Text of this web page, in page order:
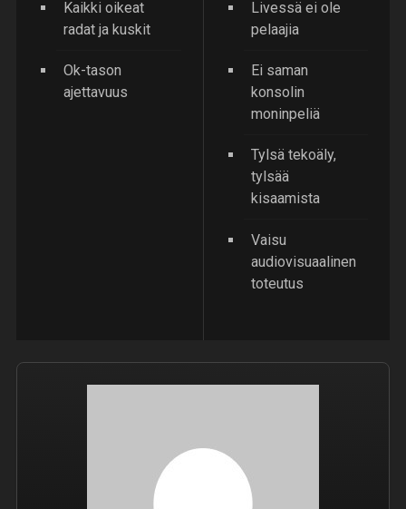
Kaikki oikeat
radat ja kuskit
Ok-tason
ajettavuus
Livessä ei ole
pelaajia
Ei saman
konsolin
moninpeliä
Tylsä tekoäly,
tylsää
kisaamista
Vaisu
audiovisuaalinen
toteutus